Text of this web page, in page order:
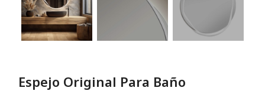
Espejo Original Para Baño